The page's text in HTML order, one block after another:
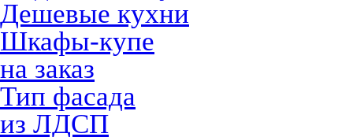
Дешевые кухни
Шкафы-купе
на заказ
Тип фасада
из ЛДСП